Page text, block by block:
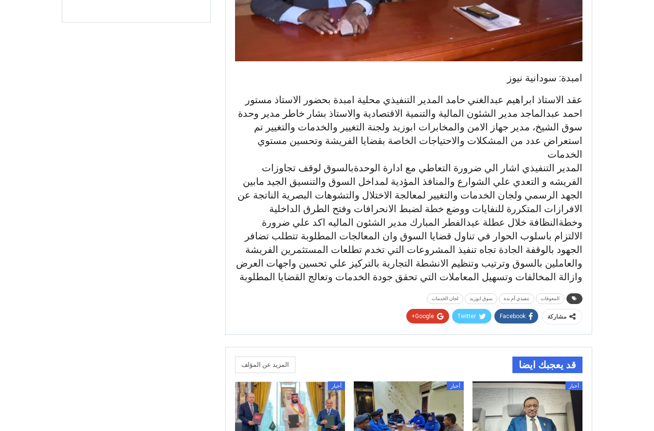
امبدة: سودانية نيوز
عقد الاستاذ ابراهيم عبدالغني حامد المدير التنفيذي محلية امبدة بحضور الاستاذ مستور
احمد عبدالماجد مدير الشئون المالية والتنمية الاقتصادية والاستاذ بشار خاطر مدير وحدة
سوق الشيخ، مدير جهاز الامن والمخابرات ابوزيد ولجنة التغيير والخدمات والتغيير تم
استعراض عدد من المشكلات والاحتياجات الخاصة بقضايا الفريشة وتحسين مستوي
الخدمات
المدير التنفيذي اشار الي ضرورة التعاطي مع ادارة الوحدةبالسوق لوقف تجاوزات
الفريشه و التعدي علي الشوارع والمنافذ المؤدية لمداخل السوق والتنسيق الجيد مابين
الجهد الرسمي ولجان الخدمات والتغيير لمعالجة الاختلال والتشوهات البصرية الناتجة عن
الافرازات المتكررة للنفايات ووضع خطة لضبط الانحرافات وفتح الطرق الداخلية
وخطةالنظافة خلال عطلة عيدالفطر المبارك مدير الشئون الماليه اكد علي ضرورة
الالتزام باسلوب الحوار في تناول قضايا السوق وان المعالجات المطلوبة تتطلب تضافر
الجهود بالوقفة الجادة تجاه تنفيذ المشروعات التي تخدم تطلعات المستثمرين الفريشة
والعاملين بالسوق وترتيب وتنظيم الانشطة التجارية بالتركيز علي تحسين واجهات العرض
وازالة المخالفات وتسهيل المعاملات التي تحقق جودة الخدمات وتعالج القضايا المطلوبة
المعوقات تنفيذي أم بدة سوق ابوزيد لجان الخدمات
مشاركة Facebook
Twitter
Google+
قد يعجبك ايضا المزيد عن المؤلف
أخبار أخبار أخبار